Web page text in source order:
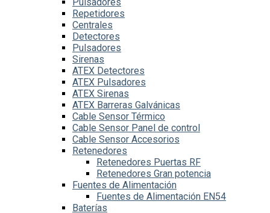
Repetidores
Centrales
Detectores
Pulsadores
Sirenas
ATEX Detectores
ATEX Pulsadores
ATEX Sirenas
ATEX Barreras Galvánicas
Cable Sensor Térmico
Cable Sensor Panel de control
Cable Sensor Accesorios
Retenedores
Retenedores Puertas RF
Retenedores Gran potencia
Fuentes de Alimentación
Fuentes de Alimentación EN54
Baterías